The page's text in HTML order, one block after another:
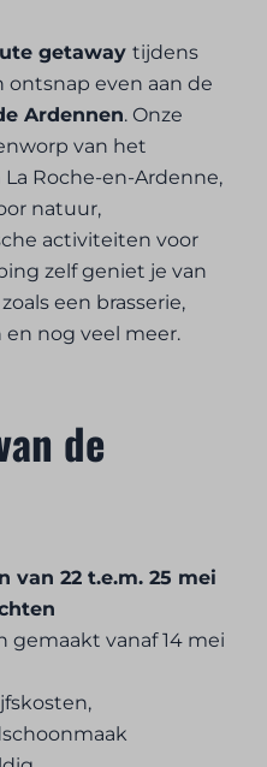
getawaytijdens
even aan de
Ardennen. Onze
van het
Roche-en-Ardenne,
natuur,
activiteiten voor
zelf geniet je van
zoals een brasserie,
nog veel meer.
de
van 22 t.e.m. 25 mei
gemaakt vanaf 14 mei